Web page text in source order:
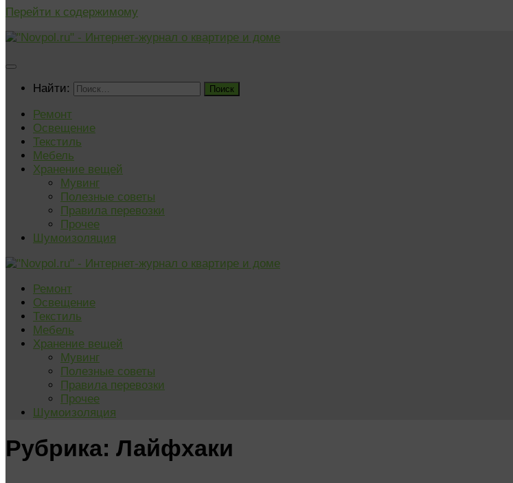
Перейти к содержимому
Найти:
Ремонт
Освещение
Текстиль
Мебель
Хранение вещей
Мувинг
Полезные советы
Правила перевозки
Прочее
Шумоизоляция
Ремонт
Освещение
Текстиль
Мебель
Хранение вещей
Мувинг
Полезные советы
Правила перевозки
Прочее
Шумоизоляция
Рубрика: Лайфхаки